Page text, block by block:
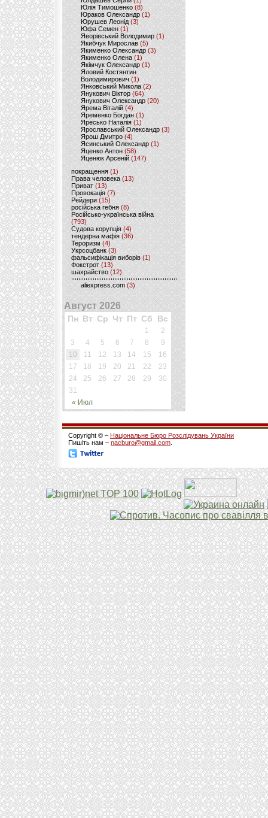
Юлія Тимошенко (8)
Юраков Олександр (1)
Юрушев Леонід (3)
Юфа Семен (1)
Яворівський Володимир (1)
Якибчук Мирослав (5)
Якименко Олександр (3)
Якименко Олена(1)
Якімчук Олександр (1)
Яловий Костянтин
Володимирович (1)
Янковський Микола(2)
Янукович Віктор (64)
Янукович Олександр(20)
Ярема Віталій(4)
Яременко Богдан(1)
Яресько Наталія(1)
Ярославський Олександр (3)
Ярош Дмитро (4)
Ясинський Олександр (1)
Яценко Антон(58)
Яценюк Арсеній (147)
покращення (1)
Права человека(13)
Приват (13)
Провокація (7)
Рейдери (15)
російська гебня (8)
Російсько-українська війна
(793)
Судова корупція (4)
тендерна мафія (36)
Тероризм (4)
Укрсоцбанк (3)
фальсифікація виборів (1)
Фокстрот(13)
шахрайство (12)
aliexpress.com (3)
Август 2026
Пн Вт Ср Чт Пт Сб Вс
« Июл
1
2
3
4 5 6 7 8
9
10
11 12 13 14 15
16
17
18 19 20 21 22
23
24
25 26 27 28 29
30
31
Copyright © – Національне Бюро Розслідувань України
Пишіть нам – nacburo@gmail.com